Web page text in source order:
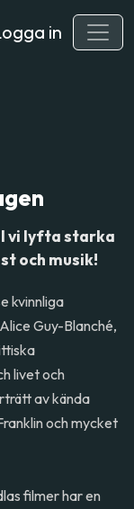
in
vi lyfta starka
och musik!
kvinnliga
Guy-Blanché,
livet och
av kända
och mycket
filmer har en